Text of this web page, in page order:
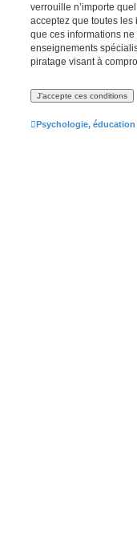
verrouille n’importe
acceptez que toutes
que ces informations
enseignements
piratage visant à
Psychologie,